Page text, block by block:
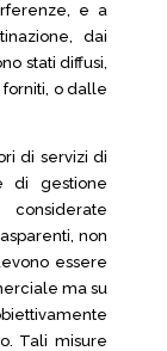
e a
dai
stati diffusi,
o dalle
di servizi di
di gestione
non
essere
ma su
Tali misure